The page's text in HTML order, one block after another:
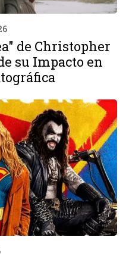
de Christopher
su Impacto en